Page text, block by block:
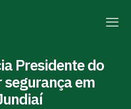
Presidente do
segurança em